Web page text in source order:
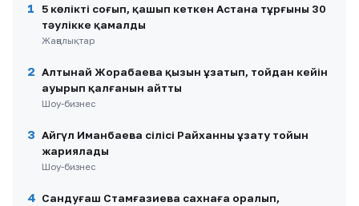
1
5 көлікті соғып, қашып кеткен Астана тұрғыны 30
тәулікке қамалды
Жаңалықтар
2 Алтынай Жорабаева қызын ұзатып, тойдан кейін
ауырып қалғанын айтты
Шоу-бизнес
3 Айгүл Иманбаева сіңлісі Райханның ұзату тойын
жариялады
Шоу-бизнес
4 Сандуғаш Стамғазиева сахнаға оралып,